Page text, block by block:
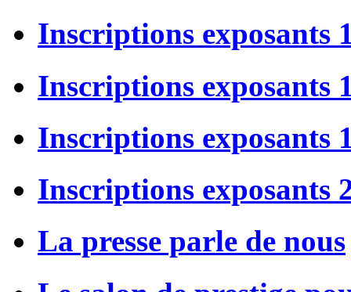
Inscriptions exposants
Inscriptions exposants
Inscriptions exposants
Inscriptions exposants
La presse parle de nous